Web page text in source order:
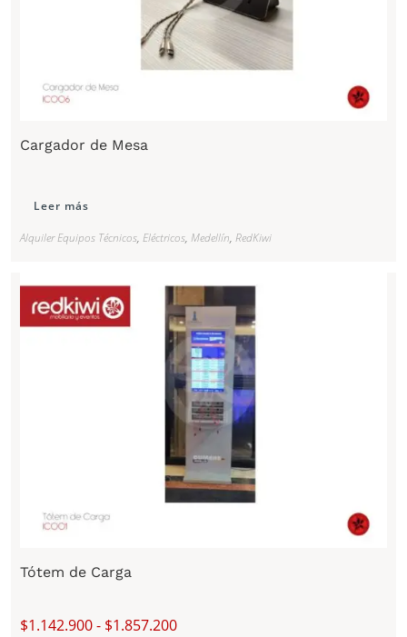
Cargador de Mesa
Leer más
Alquiler Equipos Técnicos,Eléctricos,Medellín,RedKiwi
Tótem de Carga
$1.142.900 - $1.857.200